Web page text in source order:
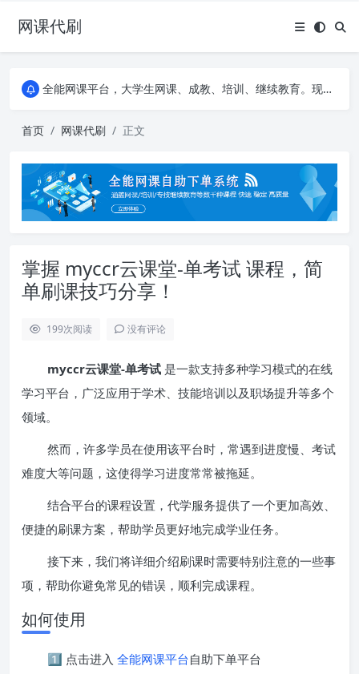
网课代刷
AI论文写作平台，根据真实文献内容生成论文
全能网课平台，大学生网课、成教、培训、继续教育。现已接入代刷代考项目3000+
全能网课平台，大学生网课、成教、培训、继续教育。现已接入代刷代考项目3000+
首页 网课代刷 正文
掌握 myccr云课堂-单考试 课程，简
单刷课技巧分享！
199次阅读 没有评论
myccr云课堂-单考试 是一款支持多种学习模式的在线
学习平台，广泛应用于学术、技能培训以及职场提升等多个
领域。
然而，许多学员在使用该平台时，常遇到进度慢、考试
难度大等问题，这使得学习进度常常被拖延。
结合平台的课程设置，代学服务提供了一个更加高效、
便捷的刷课方案，帮助学员更好地完成学业任务。
接下来，我们将详细介绍刷课时需要特别注意的一些事
项，帮助你避免常见的错误，顺利完成课程。
如何使用
1️⃣ 点击进入 全能网课平台自助下单平台